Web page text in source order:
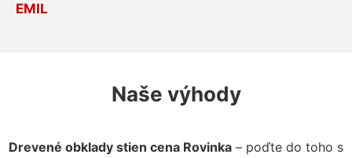
EMIL
Naše výhody
Drevené obklady stien cena Rovinka – poďte do toho s